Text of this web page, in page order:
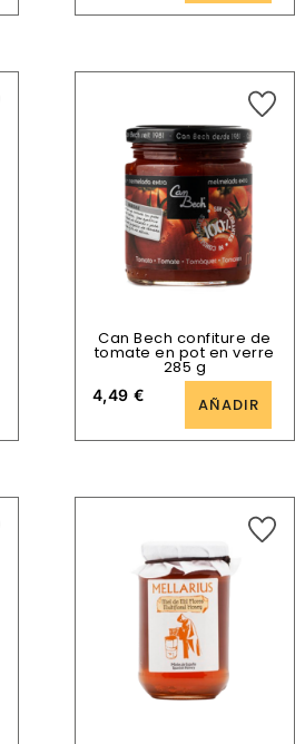
Can Bech confiture de
tomate en pot en verre
285 g
4,49€ AÑADIR